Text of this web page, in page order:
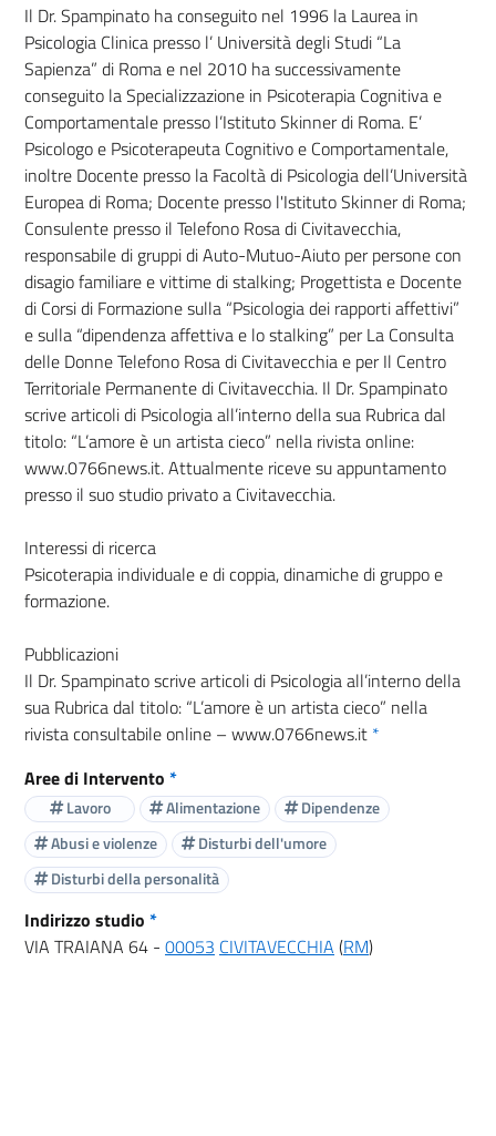
Il Dr. Spampinato ha conseguito nel 1996 la Laurea in
Psicologia Clinica presso l’ Università degli Studi “La
Sapienza” di Roma e nel 2010 ha successivamente
conseguito la Specializzazione in Psicoterapia Cognitiva e
Comportamentale presso l’Istituto Skinner di Roma. E’
Psicologo e Psicoterapeuta Cognitivo e Comportamentale,
inoltre Docente presso la Facoltà di Psicologia dell’Università
Europea di Roma; Docente presso l'Istituto Skinner di Roma;
Consulente presso il Telefono Rosa di Civitavecchia,
responsabile di gruppi di Auto-Mutuo-Aiuto per persone con
disagio familiare e vittime di stalking; Progettista e Docente
di Corsi di Formazione sulla “Psicologia dei rapporti affettivi”
e sulla “dipendenza affettiva e lo stalking” per La Consulta
delle Donne Telefono Rosa di Civitavecchia e per Il Centro
Territoriale Permanente di Civitavecchia. Il Dr. Spampinato
scrive articoli di Psicologia all’interno della sua Rubrica dal
titolo: “L’amore è un artista cieco” nella rivista online:
www.0766news.it. Attualmente riceve su appuntamento
presso il suo studio privato a Civitavecchia.
Interessi di ricerca
Psicoterapia individuale e di coppia, dinamiche di gruppo e
formazione.
Pubblicazioni
Il Dr. Spampinato scrive articoli di Psicologia all’interno della
sua Rubrica dal titolo: “L’amore è un artista cieco” nella
rivista consultabile online – www.0766news.it *
Aree di Intervento *
Lavoro Alimentazione
Dipendenze
Abusi e violenze
Disturbi dell'umore
Disturbi della personalità
Indirizzo studio *
VIA TRAIANA 64 - 00053 CIVITAVECCHIA (RM)